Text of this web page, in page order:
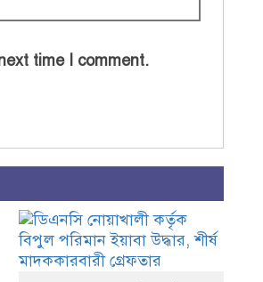
time I comment.